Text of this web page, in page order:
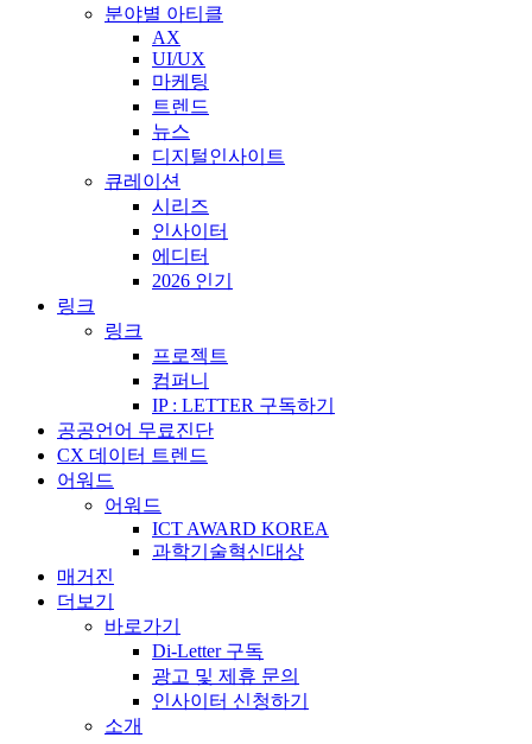
분야별 아티클
AX
UI/UX
마케팅
트렌드
뉴스
디지털인사이트
큐레이션
시리즈
인사이터
에디터
2026 인기
링크
링크
프로젝트
컴퍼니
IP : LETTER 구독하기
공공언어 무료진단
CX 데이터 트렌드
어워드
어워드
ICT AWARD KOREA
과학기술혁신대상
매거진
더보기
바로가기
Di-Letter 구독
광고 및 제휴 문의
인사이터 신청하기
소개